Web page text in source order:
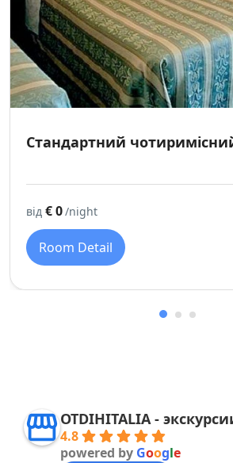
Стандартний
від € 0/night
Room Detail
OTDIHITALIA -
4.8
powered by Google